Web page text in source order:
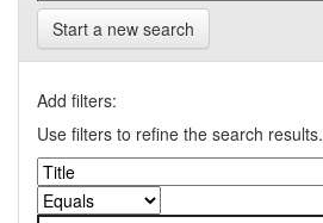
Start a new search
Add filters:
Use filters to refine the search results.